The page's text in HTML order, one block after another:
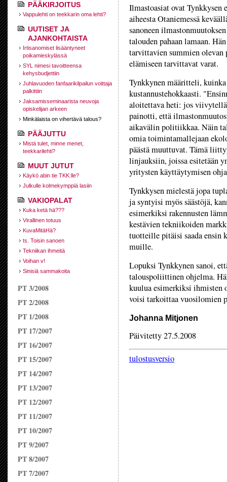
PÄÄKIRJOITUS
Vappulehti on teekkarin oma lehti?
UUTISET JA
AJANKOHTAISTA
Irtisanomiset lisääntyneet
poikamieskylässä
SYL nimesi tavoitteensa
kehysbudjettiin
Juhlavuoden fanfaarikilpailun voittaja
palkittiin
Jaksamisseminaarista neuvoja
opiskelijan arkeen
Minkälaista on vihertävä talous?
PÄÄJUTTU
Mistä tulet, minne menet,
teekkarilehti?
MUUT JUTUT
Käykö abin tie TKK:lle?
Julkulle kolmekymppiä lasiin
VAKIOPALAT
Kuka ketä hä???
Virallinen totuus
KuvaMitäHä?
ts. Toisin sanoen
Tekniikan ihmeitä
Voihan v!
Sinisiä sammakoita
PT 3/2008
PT 2/2008
PT 1/2008
PT 17/2007
PT 16/2007
PT 15/2007
PT 14/2007
PT 13/2007
PT 12/2007
PT 11/2007
PT 10/2007
PT 9/2007
PT 8/2007
PT 7/2007
Ilmastoasiat ovat Tynkkysen
aiheesta Otaniemessä
sanoneen
talouden pahaan lamaan.
tarvittavien summien
elämiseen tarvittavat varat.
Tynkkynen määritteli,
kustannustehokkaasti.
aloitettava heti: jos
painotti, että
aikavälin politiikkaa. Näin
omia toimintamallejaan
päästä muuttuvat. Tämä
linjauksiin, joissa esitetään
yritysten käyttäytymisen
Tynkkysen mielestä jopa
ja syntyisi myös säästöjä,
esimerkiksi rakennusten
kestävien tekniikoiden
tuotteille pitäisi saada ensin
muille.
Lopuksi Tynkkynen sanoi,
talouspoliittinen ohjelma.
kuulua esimerkiksi ihmisten
voisi tarkoittaa vuosilomien
Johanna Mitjonen
Päivitetty 27.5.2008
tulostusversio